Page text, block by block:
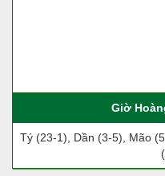
Giờ
Tý (23-1), Dần (3-5), Mão